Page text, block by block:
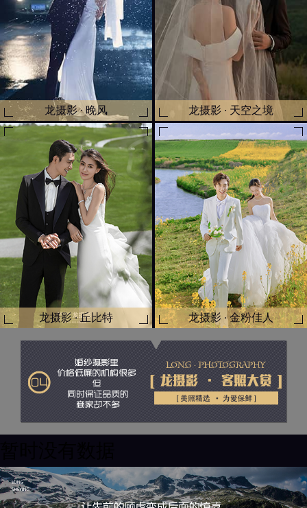
龙摄影 · 晚风 龙摄影 · 天空之境
龙摄影 · 丘比特 龙摄影 · 金粉佳人